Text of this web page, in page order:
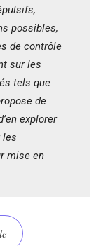
possibles,
de contrôle
sur les
tels que
de
explorer
les
mise en